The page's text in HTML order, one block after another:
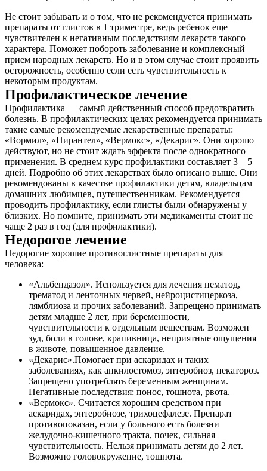
Не стоит забывать и о том, что не рекомендуется принимать
препараты от глистов в 1 триместре, ведь ребенок еще
чувствителен к негативным последствиям лекарств такого
характера. Поможет побороть заболевание и комплексный
прием народных лекарств. Но и в этом случае стоит проявить
осторожность, особенно если есть чувствительность к
некоторым продуктам.
Профилактическое лечение
Профилактика — самый действенный способ предотвратить
болезнь. В профилактических целях рекомендуется принимать
такие самые рекомендуемые лекарственные препараты:
«Вормил», «Пирантел», «Вермокс», «Декарис». Они хорошо
действуют, но не стоит ждать эффекта после однократного
применения. В среднем курс профилактики составляет 3—5
дней. Подробно об этих лекарствах было описано выше. Они
рекомендованы в качестве профилактики детям, владельцам
домашних любимцев, путешественникам. Рекомендуется
проводить профилактику, если глисты были обнаружены у
близких. Но помните, принимать эти медикаменты стоит не
чаще 2 раз в год (для профилактики).
Недорогое лечение
Недорогие хорошие противоглистные препараты для
человека:
«Альбендазол». Используется для лечения нематод,
трематод и ленточных червей, нейроцистицеркоза,
лямблиоза и прочих заболеваний. Запрещено принимать
детям младше 2 лет, при беременности,
чувствительности к отдельным веществам. Возможен
зуд, боли в голове, крапивница, неприятные ощущения
в животе, повышенное давление.
«Декарис».Помогает при аскаридах и таких
заболеваниях, как анкилостомоз, энтеробиоз, некатороз.
Запрещено употреблять беременным женщинам.
Негативные последствия: понос, тошнота, рвота.
«Вермокс». Считается хорошим средством при
аскаридах, энтеробиозе, трихоцефалезе. Препарат
противопоказан, если у больного есть болезни
желудочно-кишечного тракта, почек, сильная
чувствительность. Нельзя принимать детям до 2 лет.
Возможно головокружение, тошнота.